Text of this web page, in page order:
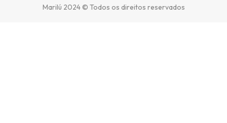
Marilú 2024 © Todos os direitos reservados